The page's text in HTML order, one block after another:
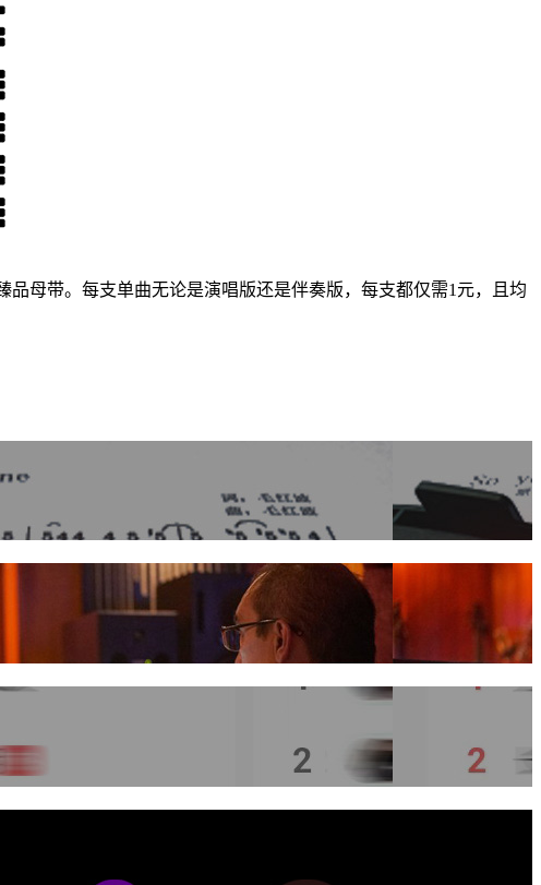
母带。每支单曲无论是演唱版还是伴奏版，每支都仅需1元，且均